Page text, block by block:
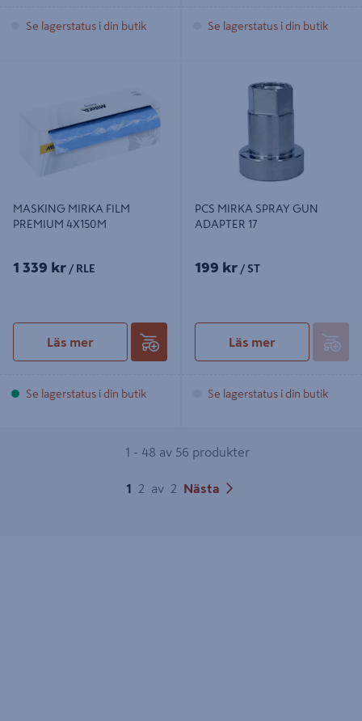
Se lagerstatus i din butik Se lagerstatus i din butik
MASKING MIRKA FILM
PREMIUM 4X150M
1 339 kr / RLE
Läs mer
Se lagerstatus i din butik
PCS MIRKA SPRAY GUN
ADAPTER 17
199 kr / ST
Läs mer
Se lagerstatus i din butik
1 - 48 av 56 produkter
1 2 av 2 Nästa